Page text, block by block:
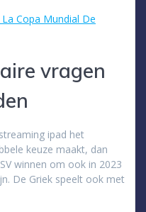
Copa Mundial De
vragen
ipad het
keuze maakt, dan
winnen om ook in 2023
De Griek speelt ook met